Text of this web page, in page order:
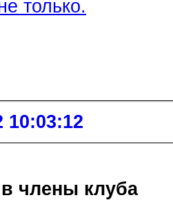
только.
10:03:12
члены клуба